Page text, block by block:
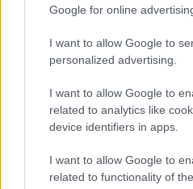
Google for online
I want to allow Google to
personalized advertising.
I want to allow Google to
related to analytics like
device identifiers in apps.
I want to allow Google to
related to functionality of